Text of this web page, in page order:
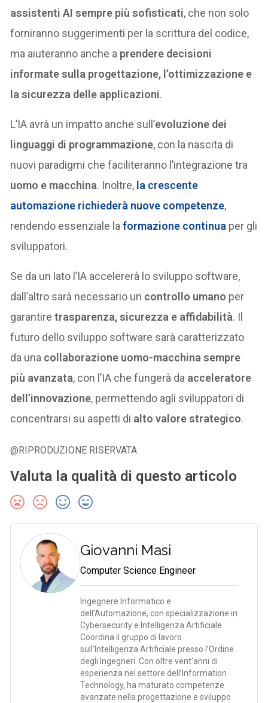
assistenti AI sempre più sofisticati, che non solo
forniranno suggerimenti per la scrittura del codice,
ma aiuteranno anche a prendere decisioni
informate sulla progettazione, l’ottimizzazione e
la sicurezza delle applicazioni.
L’IA avrà un impatto anche sull’evoluzione dei
linguaggi di programmazione, con la nascita di
nuovi paradigmi che faciliteranno l’integrazione tra
uomo e macchina. Inoltre, la crescente
automazione richiederà nuove competenze,
rendendo essenziale laformazione continua per gli
sviluppatori.
Se da un lato l’IA accelererà lo sviluppo software,
dall’altro sarà necessario un controllo umano per
garantiretrasparenza, sicurezza e affidabilità. Il
futuro dello sviluppo software sarà caratterizzato
da una collaborazione uomo-macchina sempre
più avanzata, con l’IA che fungerà da acceleratore
dell’innovazione, permettendo agli sviluppatori di
concentrarsi su aspetti di alto valore strategico.
@RIPRODUZIONE RISERVATA
Valuta la qualità di questo articolo
Giovanni Masi
Computer Science Engineer
Ingegnere Informatico e
dell’Automazione, con specializzazione in
Cybersecurity e Intelligenza Artificiale.
Coordina il gruppo di lavoro
sull’Intelligenza Artificiale presso l’Ordine
degli Ingegneri. Con oltre vent’anni di
esperienza nel settore dell’Information
Technology, ha maturato competenze
avanzate nella progettazione e sviluppo